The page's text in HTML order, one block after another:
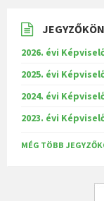
2026. évi
2025. évi
2024. évi
2023. évi
MÉG TÖBB